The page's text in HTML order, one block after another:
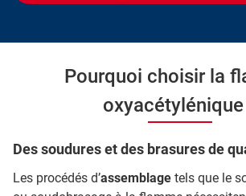
Pourquoi choisir la
oxyacétylénique
Des soudures et des brasures de
Les procédés d’assemblage tels que le